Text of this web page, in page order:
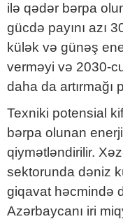
ilə qədər bərpa
gücdə payını azı
külək və günəş
verməyi və 2030-
daha da artırmağı
Texniki potensial
bərpa olunan
qiymətləndirilir.
sektorunda dəniz
giqavat həcmində
Azərbaycanı iri